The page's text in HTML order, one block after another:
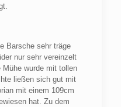
Barsche sehr träge
nur sehr vereinzelt
Mühe wurde mit tollen
ließen sich gut mit
mit einem 109cm
hat. Zu dem